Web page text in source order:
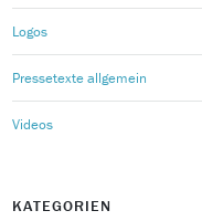
Logos
Pressetexte allgemein
Videos
KATEGORIEN